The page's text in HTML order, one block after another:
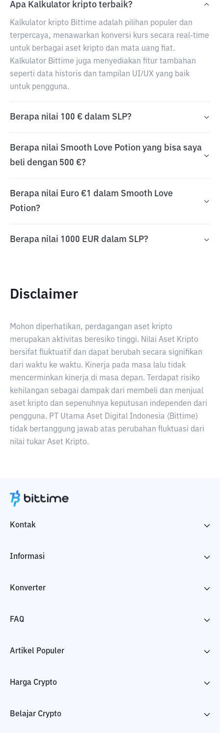
Apa Kalkulator kripto terbaik?
Kalkulator kripto Bittime adalah pilihan populer dan
terpercaya, menawarkan konversi kurs secara real-time
untuk berbagai aset kripto dan mata uang fiat.
Kalkulator Bittime juga menyediakan fitur tambahan
seperti data historis dan tampilan UI/UX yang baik
untuk pengguna.
Berapa nilai 100 € dalam SLP?
Berapa nilai Smooth Love Potion yang bisa saya
beli dengan 500 €?
Berapa nilai Euro €1 dalam Smooth Love
Potion?
Berapa nilai 1000 EUR dalam SLP?
Disclaimer
Mohon diperhatikan, perdagangan aset kripto
merupakan aktivitas beresiko tinggi. Nilai Aset Kripto
bersifat fluktuatif dan dapat berubah secara signifikan
dari waktu ke waktu. Kinerja pada masa lalu tidak
mencerminkan kinerja di masa depan. Terdapat risiko
kehilangan sebagai dampak dari membeli dan menjual
aset kripto dan sepenuhnya keputusan independen dari
pengguna. PT Utama Aset Digital Indonesia (Bittime)
tidak bertanggung jawab atas perubahan fluktuasi dari
nilai tukar Aset Kripto.
Kontak
Informasi
Konverter
FAQ
Artikel Populer
Harga Crypto
Belajar Crypto